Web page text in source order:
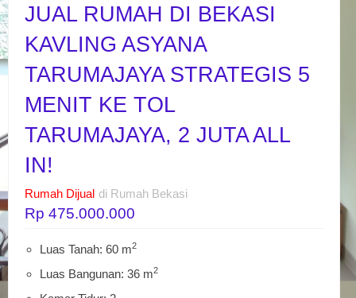
JUAL RUMAH DI BEKASI
KAVLING ASYANA
TARUMAJAYA STRATEGIS 5
MENIT KE TOL
TARUMAJAYA, 2 JUTA ALL
IN!
Rumah Dijual di Rumah Bekasi
Rp 475.000.000
Luas Tanah: 60 m2
Luas Bangunan: 36 m2